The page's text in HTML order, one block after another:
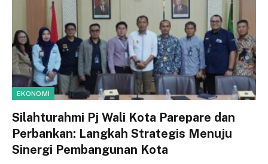
EKONOMI
Silahturahmi Pj Wali Kota Parepare dan
Perbankan: Langkah Strategis Menuju
Sinergi Pembangunan Kota